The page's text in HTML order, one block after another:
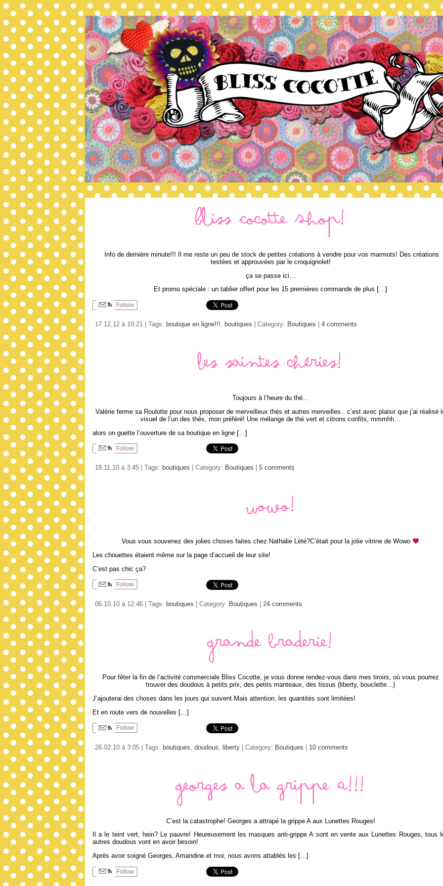
Bliss Cocotte Shop!
Info de dernière minute!!! Il me reste un peu de stock de petites créations à vendre pour vos marmots! Des créations
testées et approuvées par le croquignolet!
ça se passe ici…
Et promo spéciale : un tablier offert pour les 15 premières commande de plus […]
Follow
17.12.12 à 10:21 | Tags: boutique en ligne!!!, boutiques | Category: Boutiques 4 comments
Les saintes chéries!
Toujours à l’heure du thé…
Valérie ferme sa Roulotte pour nous proposer de merveilleux thés et autres merveilles…c’est avec plaisir que j’ai réalisé
visuel de l’un des thés, mon préféré! Une mélange de thé vert et citrons confits, mmmhh…
alors on guette l’ouverture de sa boutique en ligne […]
Follow
18.11.10 à 3:45 | Tags: boutiques | Category: Boutiques 5 comments
Wowo!
Vous vous souvenez des jolies choses faites chez Nathalie Lété?C’était pour la jolie vitrine de Wowo
Les chouettes étaient même sur la page d’accueil de leur site!
C’est pas chic ça?
Follow
06.10.10 à 12:46 | Tags: boutiques | Category: Boutiques | 24 comments
Grande braderie!
Pour fêter la fin de l’activité commerciale Bliss Cocotte, je vous donne rendez-vous dans mes tiroirs, où vous pourrez
trouver des doudous à petits prix, des petits manteaux, des tissus (liberty, bouclette…)
J’ajouterai des choses dans les jours qui suivent.Mais attention, les quantités sont limitées!
Et en route vers de nouvelles […]
Follow
26.02.10 à 3:05 | Tags: boutiques doudous liberty | Category: Boutiques 10 comments
Georges a la grippe A!!!
C’est la catastrophe! Georges a attrapé la grippe A aux Lunettes Rouges!
Il a le teint vert, hein? Le pauvre! Heureusement les masques anti-grippe A sont en vente aux Lunettes Rouges, tous
autres doudous vont en avoir besoin!
Après avoir soigné Georges, Amandine et moi, nous avons attablés les […]
Follow